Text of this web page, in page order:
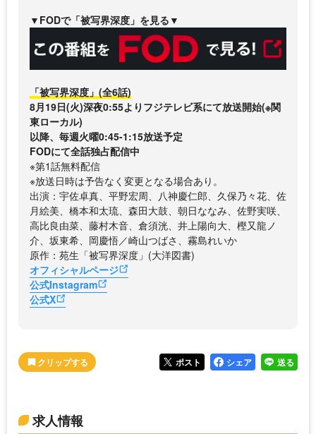
▼FODで「被写界深度」を見る▼
「被写界深度」(全6話)
8月19日(火)深夜0:55よりフジテレビ系にて放送開始(※関
東ローカル)
以降、毎週火曜0:45-1:15放送予定
FODにて全話独占配信中
※第1話無料配信
※放送日時は予告なく変更となる場合あり。
出演：宇佐卓真、平野宏周、八神慶仁郎、久保乃々花、佐
月絵美、橋本和太琉、森田大鼓、朝日ななみ、佐野実咲、
高比良由菜、藤村木音、倉須洸、井上陽向大、樫又龍ノ
介、坂東希、岡慶悟／崎山つばさ、霧島れいか
原作：苑生「被写界深度」(大洋図書)
オフィシャルページ
公式Instagram
公式X
ポスト シェア 送る
求人情報